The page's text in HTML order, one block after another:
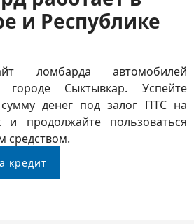
и Республике
ломбарда автомобилей
Сыктывкар. Успейте
денег под залог ПТС на
и продолжайте пользоваться
средством.
кредит